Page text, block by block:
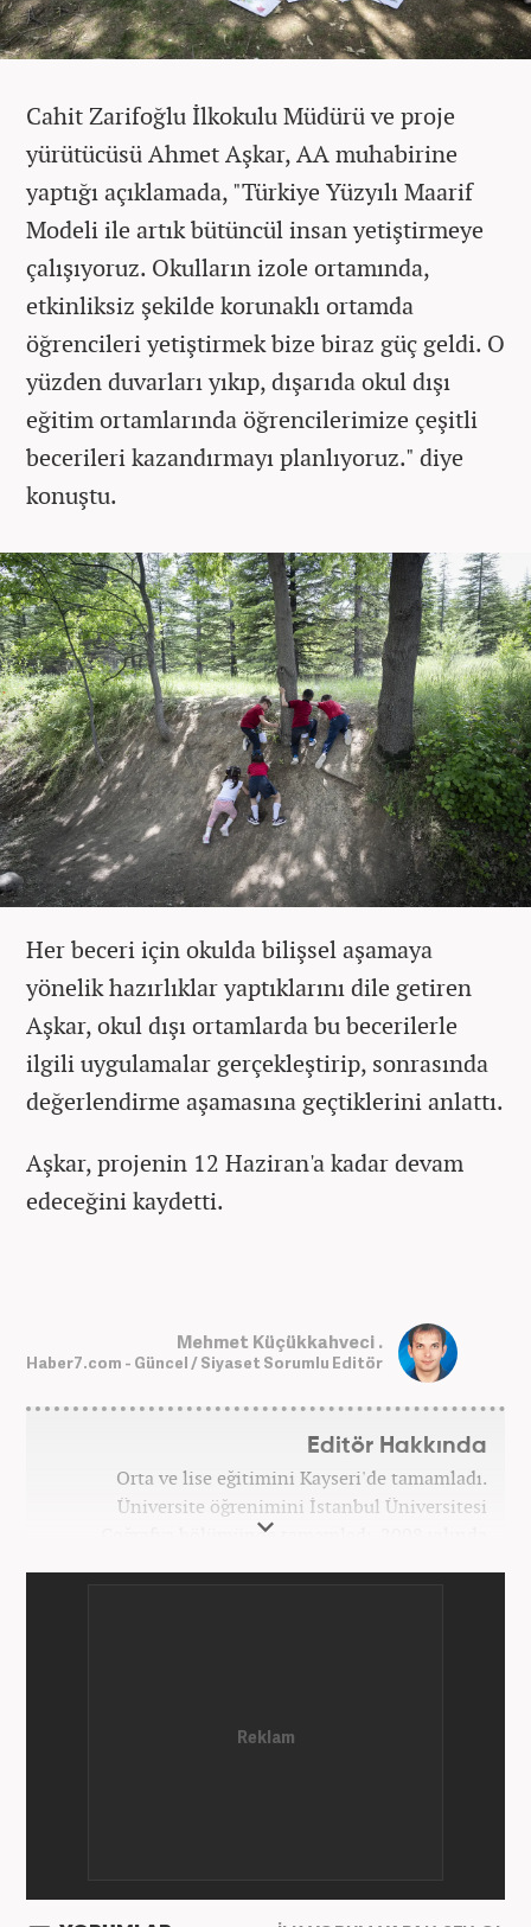
Cahit Zarifoğlu İlkokulu Müdürü ve proje
yürütücüsü Ahmet Aşkar, AA muhabirine
yaptığı açıklamada, "Türkiye Yüzyılı Maarif
Modeli ile artık bütüncül insan yetiştirmeye
çalışıyoruz. Okulların izole ortamında,
etkinliksiz şekilde korunaklı ortamda
öğrencileri yetiştirmek bize biraz güç geldi. O
yüzden duvarları yıkıp, dışarıda okul dışı
eğitim ortamlarında öğrencilerimize çeşitli
becerileri kazandırmayı planlıyoruz." diye
konuştu.
Her beceri için okulda bilişsel aşamaya
yönelik hazırlıklar yaptıklarını dile getiren
Aşkar, okul dışı ortamlarda bu becerilerle
ilgili uygulamalar gerçekleştirip, sonrasında
değerlendirme aşamasına geçtiklerini anlattı.
Aşkar, projenin 12 Haziran'a kadar devam
edeceğini kaydetti.
Mehmet Küçükkahveci .
Haber7.com - Güncel / Siyaset Sorumlu Editör
Editör Hakkında
Orta ve lise eğitimini Kayseri'de tamamladı.
Üniversite öğrenimini İstanbul Üniversitesi
Coğrafya bölümünde tamamladı. 2008 yılında